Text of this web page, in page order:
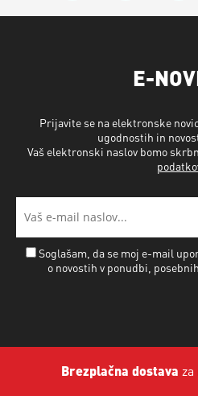
E-
Prijavite se na elektronske
ugodnostih in
Vaš elektronski naslov bomo
Soglašam, da se moj e-mail
o novostih v ponudbi,
Brezplačna dostava